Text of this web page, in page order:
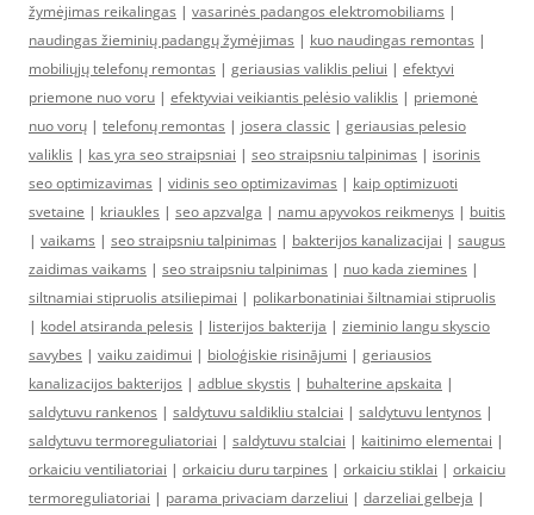
žymėjimas reikalingas | vasarinės padangos elektromobiliams |
naudingas žieminių padangų žymėjimas | kuo naudingas remontas |
mobiliųjų telefonų remontas | geriausias valiklis peliui | efektyvi
priemone nuo voru | efektyviai veikiantis pelėsio valiklis | priemonė
nuo vorų | telefonų remontas | josera classic | geriausias pelesio
valiklis | kas yra seo straipsniai | seo straipsniu talpinimas | isorinis
seo optimizavimas | vidinis seo optimizavimas | kaip optimizuoti
svetaine | kriaukles | seo apzvalga | namu apyvokos reikmenys | buitis
| vaikams | seo straipsniu talpinimas | bakterijos kanalizacijai | saugus
zaidimas vaikams | seo straipsniu talpinimas | nuo kada ziemines |
siltnamiai stipruolis atsiliepimai | polikarbonatiniai šiltnamiai stipruolis
| kodel atsiranda pelesis | listerijos bakterija | zieminio langu skyscio
savybes | vaiku zaidimui | bioloģiskie risinājumi | geriausios
kanalizacijos bakterijos | adblue skystis | buhalterine apskaita |
saldytuvu rankenos | saldytuvu saldikliu stalciai | saldytuvu lentynos |
saldytuvu termoreguliatoriai | saldytuvu stalciai | kaitinimo elementai |
orkaiciu ventiliatoriai | orkaiciu duru tarpines | orkaiciu stiklai | orkaiciu
termoreguliatoriai | parama privaciam darzeliui | darzeliai gelbeja |